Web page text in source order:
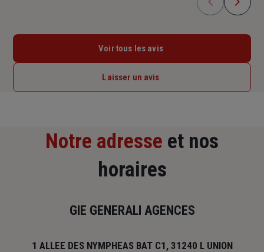
Voir tous les avis
Laisser un avis
Notre adresse et nos
horaires
GIE GENERALI AGENCES
1 ALLEE DES NYMPHEAS BAT C1, 31240 L UNION